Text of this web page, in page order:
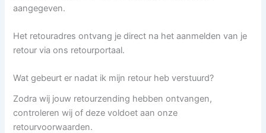
aangegeven.
Het retouradres ontvang je direct na het aanmelden van je
retour via ons retourportaal.
Wat gebeurt er nadat ik mijn retour heb verstuurd?
Zodra wij jouw retourzending hebben ontvangen,
controleren wij of deze voldoet aan onze
retourvoorwaarden.